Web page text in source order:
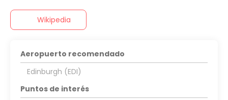
Wikipedia
Aeropuerto recomendado
Edinburgh (EDI)
Puntos de interés